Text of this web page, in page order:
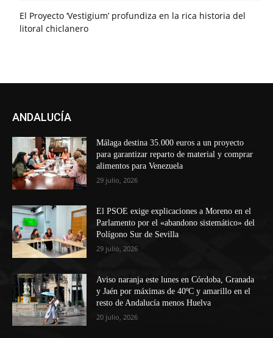
El Proyecto ‘Vestigium’ profundiza en la rica historia del
litoral chiclanero
ANDALUCÍA
Málaga destina 35.000 euros a un proyecto
para garantizar reparto de material y comprar
alimentos para Venezuela
29 julio, 2026
El PSOE exige explicaciones a Moreno en el
Parlamento por el «abandono sistemático» del
Polígono Sur de Sevilla
29 julio, 2026
Aviso naranja este lunes en Córdoba, Granada
y Jaén por máximas de 40ºC y amarillo en el
resto de Andalucía menos Huelva
20 julio, 2026